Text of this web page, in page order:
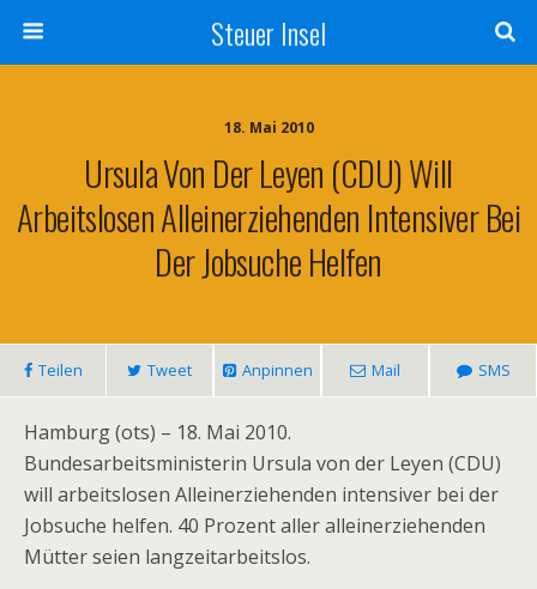
Steuer Insel
18. Mai 2010
Ursula Von Der Leyen (CDU) Will
Arbeitslosen Alleinerziehenden Intensiver Bei
Der Jobsuche Helfen
Teilen Tweet Anpinnen Mail SMS
Hamburg (ots) – 18. Mai 2010.
Bundesarbeitsministerin Ursula von der Leyen (CDU)
will arbeitslosen Alleinerziehenden intensiver bei der
Jobsuche helfen. 40 Prozent aller alleinerziehenden
Mütter seien langzeitarbeitslos.